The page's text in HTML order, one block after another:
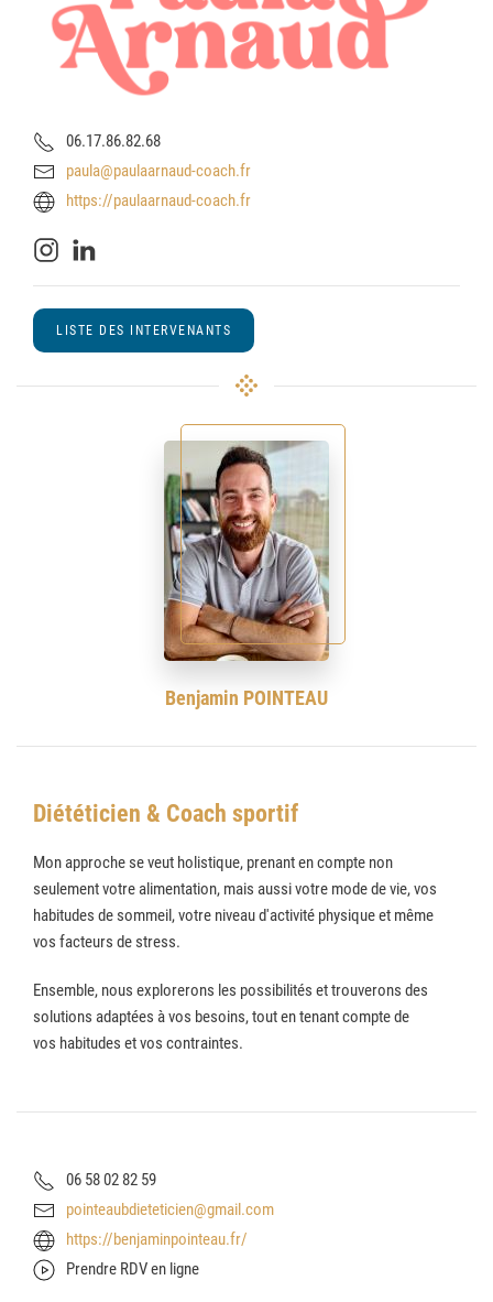
06.17.86.82.68
paula@paulaarnaud-coach.fr
https://paulaarnaud-coach.fr
LISTE DES INTERVENANTS
Benjamin POINTEAU
Diététicien & Coach sportif
Mon approche se veut holistique, prenant en compte non
seulement votre alimentation, mais aussi votre mode de vie, vos
habitudes de sommeil, votre niveau d'activité physique et même
vos facteurs de stress.
Ensemble, nous explorerons les possibilités et trouverons des
solutions adaptées à vos besoins, tout en tenant compte de
vos habitudes et vos contraintes.
06 58 02 82 59
pointeaubdieteticien@gmail.com
https://benjaminpointeau.fr/
Prendre RDV en ligne